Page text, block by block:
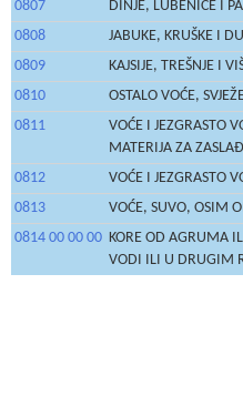
0807
DINJE, LUBENICE I
0808
JABUKE, KRUŠKE I
0809
KAJSIJE, TREŠNJE I
0810
OSTALO VOĆE,
0811
VOĆE I JEZGRASTO
MATERIJA ZA
0812
VOĆE I JEZGRASTO
0813
VOĆE, SUVO, OSIM
0814 00 00 00 KORE OD AGRUMA
VODI ILI U DRUGIM